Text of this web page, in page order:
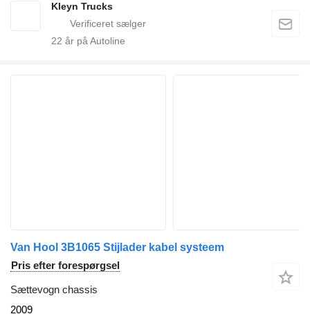
Kleyn Trucks
22 år på Autoline
Van Hool 3B1065 Stijlader kabel systeem
Pris efter forespørgsel
Sættevogn chassis
2009